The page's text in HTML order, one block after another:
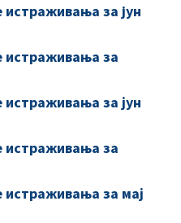
истраживања за jун
истраживања за
за јун
истраживања за
истраживања за мај